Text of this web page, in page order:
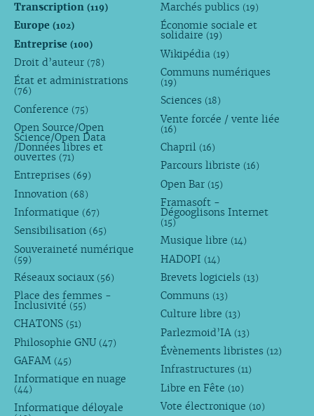
Transcription (119)
Europe (102)
Entreprise (100)
Droit d’auteur (78)
État et administrations
(76)
Conference (75)
Open Source/Open
Science/Open Data
/Données libres et
ouvertes (71)
Entreprises (69)
Innovation (68)
Informatique (67)
Sensibilisation (65)
Souveraineté numérique
(59)
Réseaux sociaux (56)
Place des femmes -
Inclusivité (55)
CHATONS (51)
Philosophie GNU (47)
GAFAM (45)
Informatique en nuage
(44)
Informatique déloyale
Marchés publics (19)
Économie sociale et
solidaire (19)
Wikipédia (19)
Communs numériques
(19)
Sciences (18)
Vente forcée / vente liée
(16)
Chapril (16)
Parcours libriste (16)
Open Bar (15)
Framasoft -
Dégooglisons Internet
(15)
Musique libre (14)
HADOPI (14)
Brevets logiciels (13)
Communs (13)
Culture libre (13)
Parlezmoid’IA (13)
Évènements libristes (12)
Infrastructures (11)
Libre en Fête (10)
Vote électronique (10)